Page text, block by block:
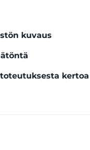
kuvaus
kertoa